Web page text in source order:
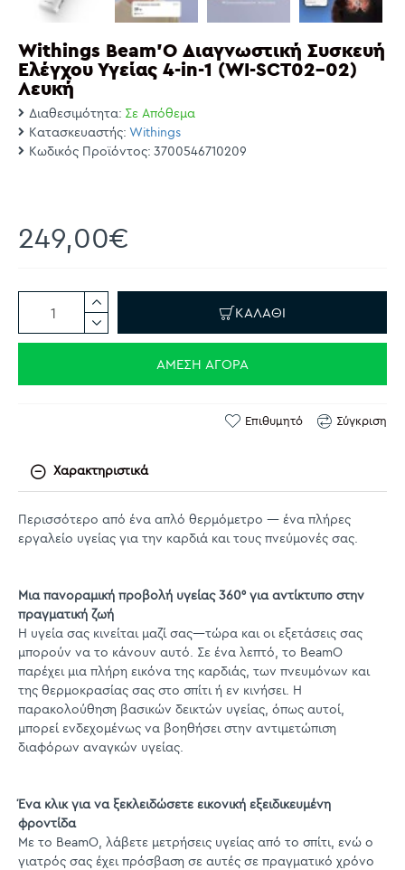
Withings Beam'O Διαγνωστική Συσκευή
Ελέγχου Υγείας 4-in-1 (WI-SCT02-02)
Λευκή
Διαθεσιμότητα: Σε Απόθεμα
Κατασκευαστής: Withings
Κωδικός Προϊόντος: 3700546710209
249,00€
ΚΑΛΆΘΙ
ΆΜΕΣΗ ΑΓΟΡΆ
Επιθυμητό Σύγκριση
Χαρακτηριστικά
Περισσότερο από ένα απλό θερμόμετρο — ένα πλήρες
εργαλείο υγείας για την καρδιά και τους πνεύμονές σας.
Μια πανοραμική προβολή υγείας 360° για αντίκτυπο στην
πραγματική ζωή
Η υγεία σας κινείται μαζί σας—τώρα και οι εξετάσεις σας
μπορούν να το κάνουν αυτό. Σε ένα λεπτό, το BeamO
παρέχει μια πλήρη εικόνα της καρδιάς, των πνευμόνων και
της θερμοκρασίας σας στο σπίτι ή εν κινήσει. Η
παρακολούθηση βασικών δεικτών υγείας, όπως αυτοί,
μπορεί ενδεχομένως να βοηθήσει στην αντιμετώπιση
διαφόρων αναγκών υγείας.
Ένα κλικ για να ξεκλειδώσετε εικονική εξειδικευμένη
φροντίδα
Με το BeamO, λάβετε μετρήσεις υγείας από το σπίτι, ενώ ο
γιατρός σας έχει πρόσβαση σε αυτές σε πραγματικό χρόνο